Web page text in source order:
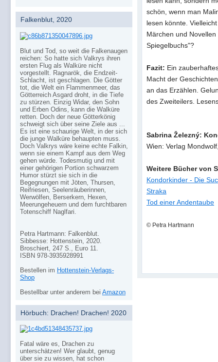
schön, wenn man
lesen könnte.
Märchen und
Spiegelbuchs"?
Fazit: Ein
Macht der
an das Erzählen.
des Zweiteilers.
Sabrina Železný:
Wien: Verlag
Weitere Bücher von
Kondorkinder - Die
Straka
Tod einer Andentaube
© Petra Hartmann
Falkenblut, 2020
Blut und Tod, so weit die Falkenaugen
reichen: So hatte sich Valkrys ihren
ersten Flug als Walküre nicht
vorgestellt. Ragnarök, die Endzeit-
Schlacht, ist geschlagen. Die Götter
tot, die Welt ein Flammenmeer, das
Götterreich Asgard droht, in die Tiefe
zu stürzen. Einzig Widar, den Sohn
und Erben Odins, kann die Walküre
retten. Doch der neue Götterkönig
schweigt sich über seine Ziele aus ...
Es ist eine schaurige Welt, in der sich
die junge Walküre behaupten muss.
Doch Valkrys wäre keine echte Falkin,
wenn sie einem Kampf aus dem Weg
gehen würde. Todesmutig und mit
einer gehörigen Portion schwarzem
Humor stürzt sie sich in die
Begegnungen mit Jöten, Thursen,
Reifriesen, Seelenräuberinnen,
Werwölfen, Berserkern, Hexen,
Meerungeheuern und dem furchtbaren
Totenschiff Naglfari.
Petra Hartmann: Falkenblut.
Sibbesse: Hottenstein, 2020.
Broschiert, 247 S., Euro 11.
ISBN 978-3935928991
Bestellen im Hottenstein-Verlags-
Shop
Bestellbar unter anderem bei Amazon
Hörbuch: Drachen! Drachen! 2020
Fatal wäre es, Drachen zu
unterschätzen! Wer glaubt, genug
über sie zu wissen, hat schon